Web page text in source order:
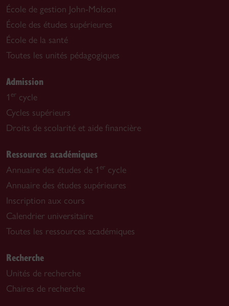
École de gestion John-Molson
École des études supérieures
École de la santé
Toutes les unités pédagogiques
Admission
1 er cycle
Cycles supérieurs
Droits de scolarité et aide financière
Ressources académiques
Annuaire des études de 1 er cycle
Annuaire des études supérieures
Inscription aux cours
Calendrier universitaire
Toutes les ressources académiques
Recherche
Unités de recherche
Chaires de recherche